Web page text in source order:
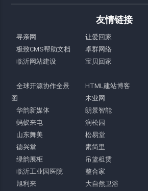
友情链接
寻亲网 让爱回家
极致CMS帮助文档
卓群网络
临沂网站建设
宝贝回家
全球开源协作全景
图
HTML建站博客
木业网
华韵新媒体
朗景智能
蚂蚁来电
润松园
山东舞美
松易堂
德兴堂
素简里
绿韵展柜
吊篮租赁
临沂工业园医院
整合家
旭利来
大自然卫浴